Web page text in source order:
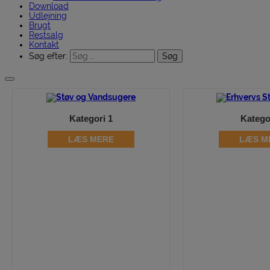
Download
Udlejning
Brugt
Restsalg
Kontakt
Søg efter:
Kategori 1
LÆS MERE LÆS